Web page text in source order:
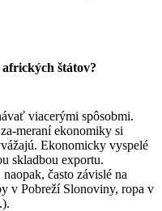
štátov?
viacerými spôsobmi.
meraní ekonomiky si
Ekonomicky vyspelé
skladbou exportu.
často závislé na
v Pobreží Slonoviny, ropa v